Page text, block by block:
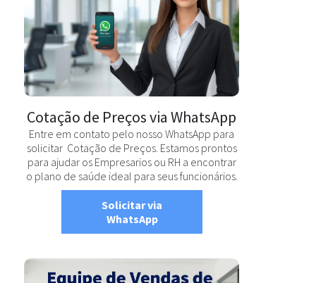
Cotação de Preços via WhatsApp
Entre em contato pelo nosso WhatsApp para
solicitar Cotação de Preços. Estamos prontos
para ajudar os Empresarios ou RH a encontrar
o plano de saúde ideal para seus funcionários.
Solicitar via
WhatsApp